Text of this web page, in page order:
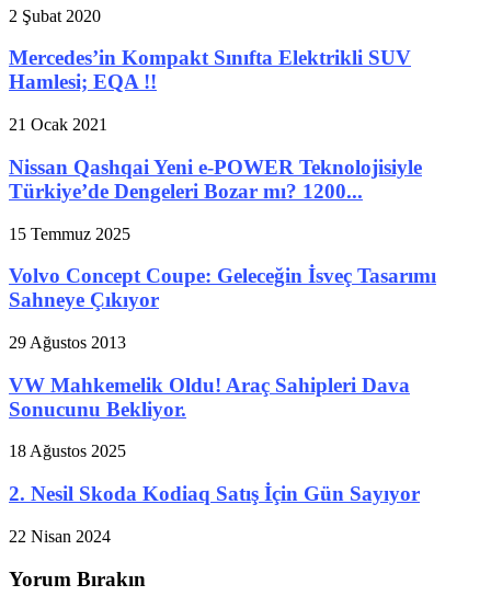
2 Şubat 2020
Mercedes’in Kompakt Sınıfta Elektrikli SUV
Hamlesi; EQA !!
21 Ocak 2021
Nissan Qashqai Yeni e-POWER Teknolojisiyle
Türkiye’de Dengeleri Bozar mı? 1200...
15 Temmuz 2025
Volvo Concept Coupe: Geleceğin İsveç Tasarımı
Sahneye Çıkıyor
29 Ağustos 2013
VW Mahkemelik Oldu! Araç Sahipleri Dava
Sonucunu Bekliyor.
18 Ağustos 2025
2. Nesil Skoda Kodiaq Satış İçin Gün Sayıyor
22 Nisan 2024
Yorum Bırakın